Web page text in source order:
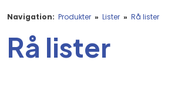
Navigation: Produkter » Lister » Rå lister
Rå lister